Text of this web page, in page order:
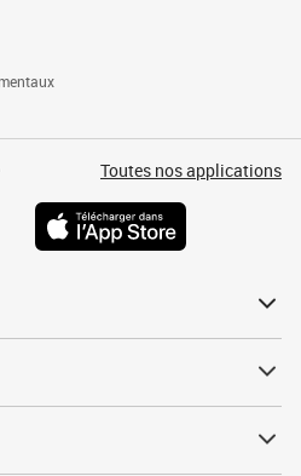
Toutes nos applications